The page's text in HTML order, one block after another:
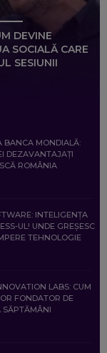
DEVINE
SOCIALĂ CARE
SESIUNII
BANCA MONDIALĂ:
DEZAVANTAJAȚI
ROMÂNIA
INTELIGENȚA
UL! UNDE GREȘESC
TEHNOLOGIE
LABS: CUM
FONDATOR DE
SĂPTĂMÂNI